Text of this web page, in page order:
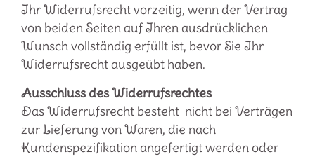
Ihr Widerrufsrecht vorzeitig, wenn der Vertrag
von beiden Seiten auf Ihren ausdrücklichen
Wunsch vollständig erfüllt ist, bevor Sie Ihr
Widerrufsrecht ausgeübt haben.
Ausschluss des Widerrufsrechtes
Das Widerrufsrecht besteht nicht bei Verträgen
zur Lieferung von Waren, die nach
Kundenspezifikation angefertigt werden oder